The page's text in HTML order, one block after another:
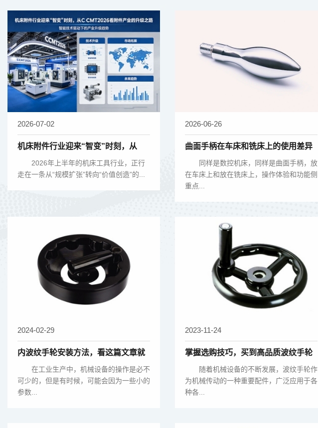
2026-07-02
机床附件行业迎来“智变”时刻，从
CCMT2026看附件产业的升级之路
2026年上半年的机床工具行业，正行
走在一条从“规模扩张”转向“价值创造”的...
2026-06-26
曲面手柄在车床和铣床上的使用差异
同样是数控机床，同样是曲面手柄，放
在车床上和放在铣床上，操作体验和功能侧
重点...
2024-02-29
内波纹手轮安装方法，看这篇文章就
够了!
在工业生产中，机械设备的操作是必不
可少的，但是有时候，可能会因为一些小的
参数...
2023-11-24
掌握选购技巧，买到高品质波纹手轮
不难！
随着机械设备的不断发展，波纹手轮作
为机械传动的一种重要配件，广泛应用于各
种各...